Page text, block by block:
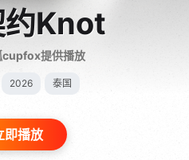
约Knot
cupfox提供播放
2026 泰国
即播放